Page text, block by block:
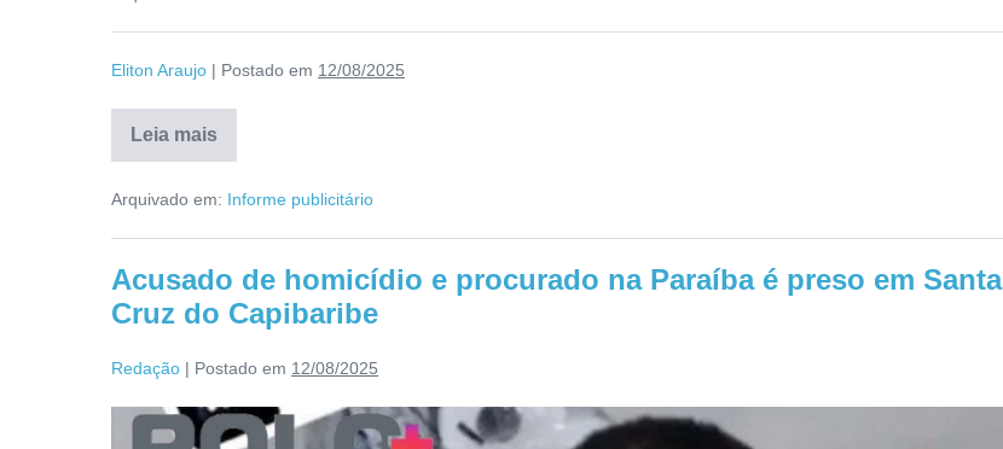
Eliton Araujo | Postado em 12/08/2025
Leia mais
Arquivado em: Informe publicitário
Acusado de homicídio e procurado na Paraíba é preso em Santa
Cruz do Capibaribe
Redação | Postado em 12/08/2025